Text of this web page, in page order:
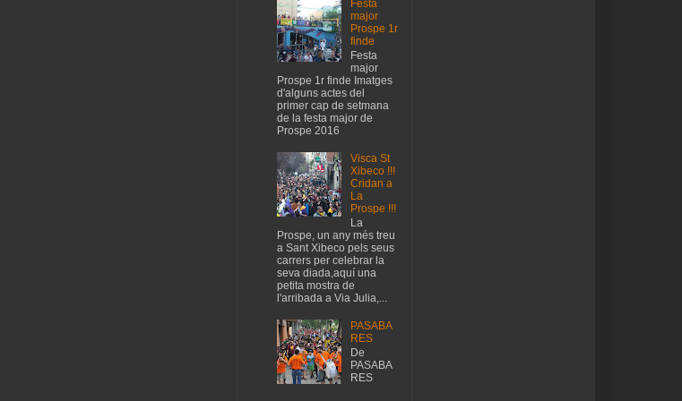
Festa
major
Prospe 1r
finde
Festa
major
Prospe 1r finde Imatges
d'alguns actes del
primer cap de setmana
de la festa major de
Prospe 2016
Visca St
Xibeco !!!
Cridan a
La
Prospe !!!
La
Prospe, un any més treu
a Sant Xibeco pels seus
carrers per celebrar la
seva diada,aquí una
petita mostra de
l'arribada a Via Julia,...
PASABA
RES
De
PASABA
RES